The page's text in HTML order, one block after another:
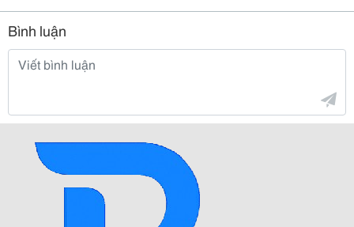
Bình luận